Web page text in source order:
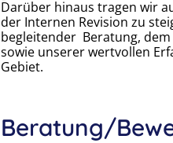
Darüber hinaus tragen wir
der Internen Revision zu
begleitender Beratung,
sowie unserer wertvollen
Gebiet.
Beratung/